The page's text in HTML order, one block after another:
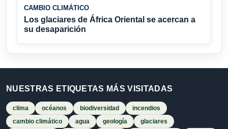
CAMBIO CLIMÁTICO
Los glaciares de África Oriental se acercan a
su desaparición
NUESTRAS ETIQUETAS MÁS VISITADAS
clima océanos biodiversidad
incendios
cambio climático
agua geología
glaciares